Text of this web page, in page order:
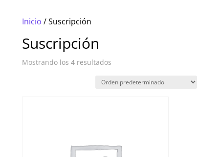
Inicio / Suscripción
Suscripción
Mostrando los 4 resultados